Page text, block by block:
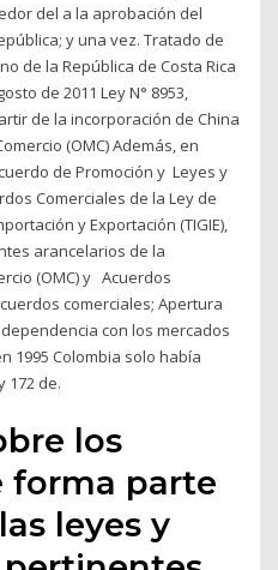
del a la aprobación del
y una vez. Tratado de
de la República de Costa Rica
de 2011 Ley N° 8953,
de la incorporación de China
(OMC) Además, en
de Promoción y Leyes y
Comerciales de la Ley de
y Exportación (TIGIE),
arancelarios de la
(OMC) y Acuerdos
comerciales; Apertura
con los mercados
1995 Colombia solo había
172 de.
los
forma parte
leyes y